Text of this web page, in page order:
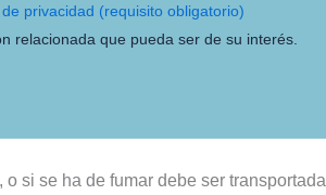
privacidad (requisito obligatorio)
relacionada que pueda ser de su interés.
o si se ha de fumar debe ser